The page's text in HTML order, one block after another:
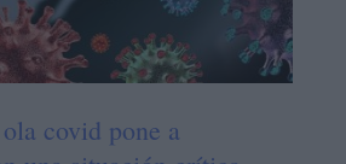
covid pone a